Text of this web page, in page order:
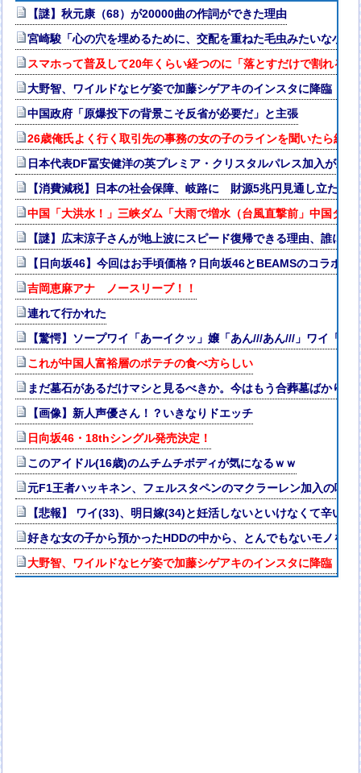
【謎】秋元康（68）が20000曲の作詞ができた理由
宮崎駿「心の穴を埋めるために、交配を重ねた毛虫みたいな小
スマホって普及して20年くらい経つのに「落とすだけで割れる
大野智、ワイルドなヒゲ姿で加藤シゲアキのインスタに降臨！本
中国政府「原爆投下の背景こそ反省が必要だ」と主張
26歳俺氏よく行く取引先の事務の女の子のラインを聞いたら結果
日本代表DF冨安健洋の英プレミア・クリスタルパレス加入が正
【消費減税】日本の社会保障、岐路に 財源5兆円見通し立たず
中国「大洪水！」三峡ダム「大雨で増水（台風直撃前」中国ダ
【謎】広末涼子さんが地上波にスピード復帰できる理由、誰にも
【日向坂46】今回はお手頃価格？日向坂46とBEAMSのコラボが
吉岡恵麻アナ ノースリーブ！！
連れて行かれた
【驚愕】ソープワイ「あーイクッ」嬢「あん///あん///」ワイ「…
これが中国人富裕層のポテチの食べ方らしい
まだ墓石があるだけマシと見るべきか。今はもう合葬墓ばかり
【画像】新人声優さん！？いきなりドエッチ
日向坂46・18thシングル発売決定！
このアイドル(16歳)のムチムチボディが気になるｗｗ
元F1王者ハッキネン、フェルスタペンのマクラーレン加入の噂
【悲報】 ワイ(33)、明日嫁(34)と妊活しないといけなくて辛い
好きな女の子から預かったHDDの中から、とんでもないモノを発
大野智、ワイルドなヒゲ姿で加藤シゲアキのインスタに降臨！本